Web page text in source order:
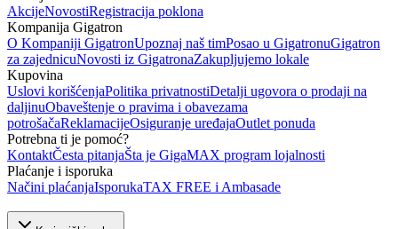
AkcijeNovostiRegistracija poklona
Kompanija Gigatron
O Kompaniji GigatronUpoznaj naš timPosao u GigatronuGigatron
za zajednicuNovosti iz GigatronaZakupljujemo lokale
Kupovina
Uslovi korišćenjaPolitika privatnostiDetalji ugovora o prodaji na
daljinuObaveštenje o pravima i obavezama
potrošačaReklamacijeOsiguranje uređajaOutlet ponuda
Potrebna ti je pomoć?
KontaktČesta pitanjaŠta je GigaMAX program lojalnosti
Plaćanje i isporuka
Načini plaćanjaIsporukaTAX FREE i Ambasade